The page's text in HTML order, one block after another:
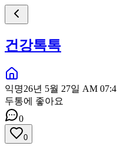
건강톡톡
익명26년 5월 27일 AM
두통에 좋아요
0
0